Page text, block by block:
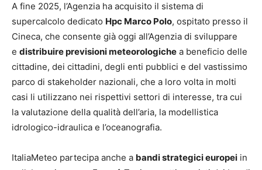
A fine 2025, l’Agenzia ha acquisito il sistema di
supercalcolo dedicato Hpc Marco Polo, ospitato presso il
Cineca, che consente già oggi all’Agenzia di sviluppare
e distribuire previsioni meteorologiche a beneficio delle
cittadine, dei cittadini, degli enti pubblici e del vastissimo
parco di stakeholder nazionali, che a loro volta in molti
casi li utilizzano nei rispettivi settori di interesse, tra cui
la valutazione della qualità dell’aria, la modellistica
idrologico-idraulica e l’oceanografia.
ItaliaMeteo partecipa anche a bandi strategici europei in